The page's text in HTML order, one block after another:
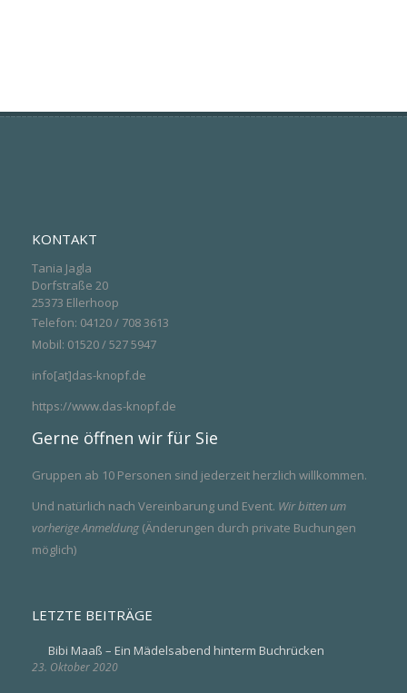
KONTAKT
Tania Jagla
Dorfstraße 20
25373 Ellerhoop
Telefon: 04120 / 708 3613
Mobil: 01520 / 527 5947
info[at]das-knopf.de
https://www.das-knopf.de
Gerne öffnen wir für Sie
Gruppen ab 10 Personen sind jederzeit herzlich willkommen.
Und natürlich nach Vereinbarung und Event. Wir bitten um
vorherige Anmeldung (Änderungen durch private Buchungen
möglich)
LETZTE BEITRÄGE
Bibi Maaß – Ein Mädelsabend hinterm Buchrücken
23. Oktober 2020